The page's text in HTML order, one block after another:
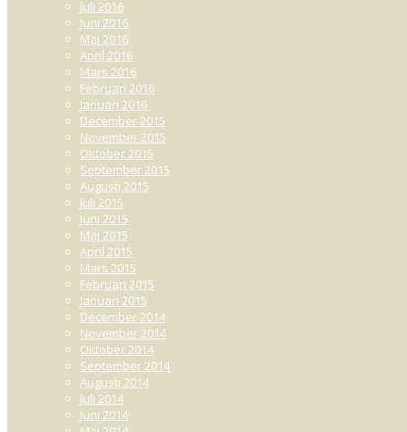
Juli 2016
Juni 2016
Maj 2016
April 2016
Mars 2016
Februari 2016
Januari 2016
December 2015
November 2015
Oktober 2015
September 2015
Augusti 2015
Juli 2015
Juni 2015
Maj 2015
April 2015
Mars 2015
Februari 2015
Januari 2015
December 2014
November 2014
Oktober 2014
September 2014
Augusti 2014
Juli 2014
Juni 2014